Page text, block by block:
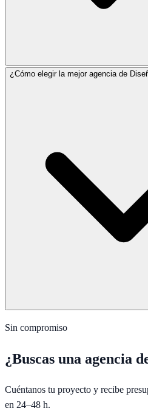
¿Cómo elegir la mejor agencia de
Sin compromiso
¿Buscas una agencia
Cuéntanos tu proyecto y recibe
en 24–48 h.